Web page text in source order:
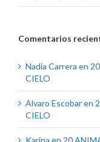
Comentarios
Nadia Carrera en
CIELO
Alvaro Escobaren
CIELO
Karina en 20